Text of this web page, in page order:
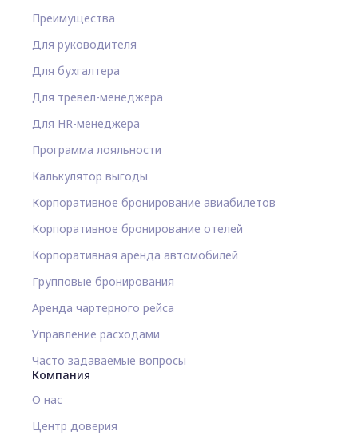
Преимущества
Для руководителя
Для бухгалтера
Для тревел-менеджера
Для HR-менеджера
Программа лояльности
Калькулятор выгоды
Корпоративное бронирование авиабилетов
Корпоративное бронирование отелей
Корпоративная аренда автомобилей
Групповые бронирования
Аренда чартерного рейса
Управление расходами
Часто задаваемые вопросы
Компания
О нас
Центр доверия